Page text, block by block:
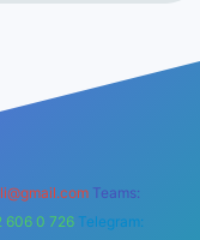
m elexbet
Teams:
606 0 726 Telegram: